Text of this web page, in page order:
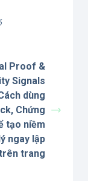
Proof &
Signals
dùng
Chứng
tạo niềm
ngay lập
trang